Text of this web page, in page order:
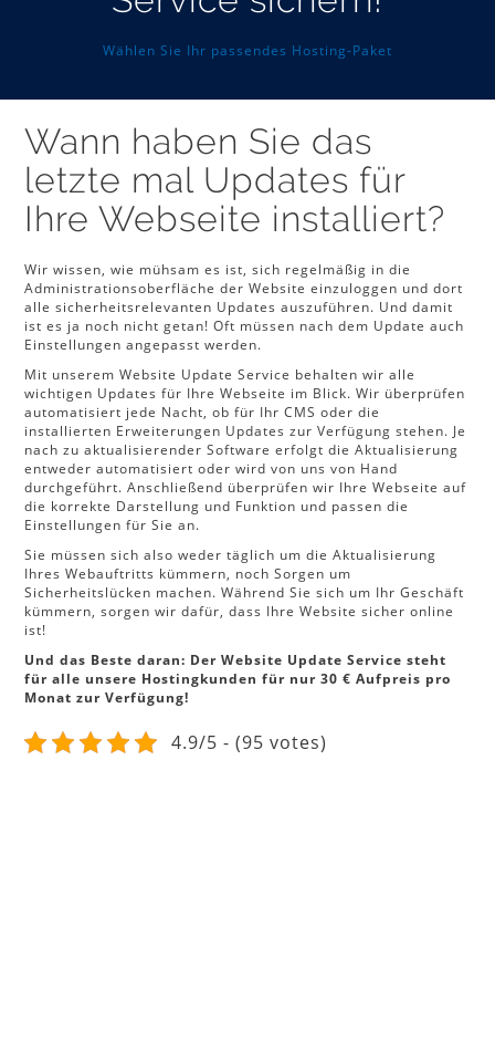
Wählen Sie Ihr passendes Hosting-Paket
Wann haben Sie das
letzte mal Updates für
Ihre Webseite installiert?
Wir wissen, wie mühsam es ist, sich regelmäßig in die
Administrationsoberfläche der Website einzuloggen und dort
alle sicherheitsrelevanten Updates auszuführen. Und damit
ist es ja noch nicht getan! Oft müssen nach dem Update auch
Einstellungen angepasst werden.
Mit unserem Website Update Service behalten wir alle
wichtigen Updates für Ihre Webseite im Blick. Wir überprüfen
automatisiert jede Nacht, ob für Ihr CMS oder die
installierten Erweiterungen Updates zur Verfügung stehen. Je
nach zu aktualisierender Software erfolgt die Aktualisierung
entweder automatisiert oder wird von uns von Hand
durchgeführt. Anschließend überprüfen wir Ihre Webseite auf
die korrekte Darstellung und Funktion und passen die
Einstellungen für Sie an.
Sie müssen sich also weder täglich um die Aktualisierung
Ihres Webauftritts kümmern, noch Sorgen um
Sicherheitslücken machen. Während Sie sich um Ihr Geschäft
kümmern, sorgen wir dafür, dass Ihre Website sicher online
ist!
Und das Beste daran: Der Website Update Service steht
für alle unsere Hostingkunden für nur 30 € Aufpreis pro
Monat zur Verfügung!
4.9/5 - (95 votes)